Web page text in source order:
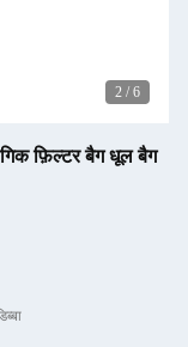
2 / 6
फ़िल्टर बैग धूल बैग